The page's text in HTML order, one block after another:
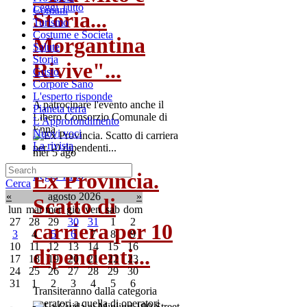
Leggi Tutto
Storia...
Morgantina
Rivive"...
A patrocinare l'evento anche il
Libero Consorzio Comunale di
Enna
mer 5 ago
Leggi Tutto
Ex Provincia.
Scatto di
carriera per 10
dipendenti...
Transiteranno dalla categoria
operatori a quella di operatori
Comuni
Turismo
Costume e Societa
Salute
Storia
Gusto
Corpore Sano
L'esperto risponde
Pianeta terra
L'Approfondimento
Nuovi voci
La rivista
Cerca
«
agosto 2026
»
lun mar mer gio ven sab dom
27
28 29 30 31 1
2
3
4 5 6 7 8
9
10
11 12 13 14 15
16
17
18 19 20 21 22
23
24
25 26 27 28 29
30
31
1 2 3 4 5 6